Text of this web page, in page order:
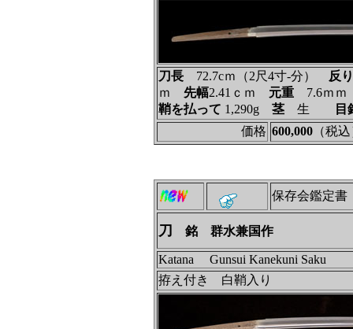
刀長72.7cｍ（2尺4寸‐分）
反り
ｍ 先幅2.41ｃｍ 元重7.6ｍ
鞘を払って 1,290g 茎生
目
価格 600,000（税込
保存会鑑定書
刀 銘 群水兼国作
Katana Gunsui Kanekuni Saku
拵え付き 白鞘入り